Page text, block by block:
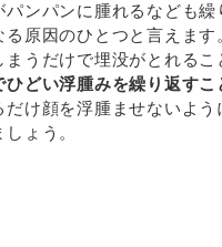
パンパンに腫れるなども繰
る原因のひとつと言えます
まうだけで埋没がとれるこ
ひどい浮腫みを繰り返すこ
だけ顔を浮腫ませないよう
ょう。